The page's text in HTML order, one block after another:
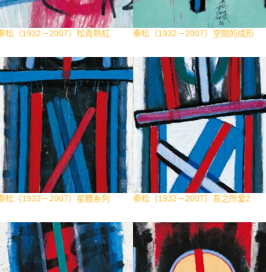
松（1932－2007）松青熱紅 秦松（1932－2007）空間的成形
松（1932－2007）星體系列 秦松（1932－2007）吾之所愛2